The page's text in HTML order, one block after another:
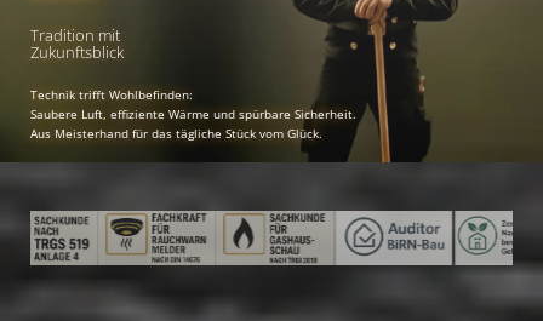
Tradition mit
Zukunftsblick
Technik trifft Wohlbefinden:
Saubere Luft, effiziente Wärme und spürbare Sicherheit.
Aus Meisterhand für das tägliche Stück vom Glück.